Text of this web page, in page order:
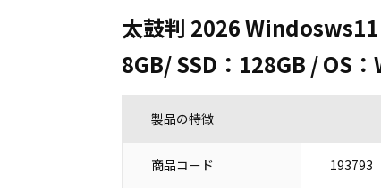
太鼓判 2026
8GB/ SSD：128GB / OS
製品の特徴
商品コード 193793